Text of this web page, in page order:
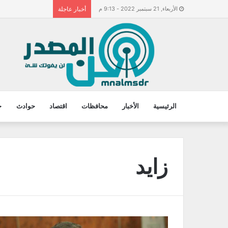
الأربعاء, 21 سبتمبر 2022 - 9:13 م أخبار عاجلة
الرئيسية الأخبار محافظات اقتصاد حوادث
زايد